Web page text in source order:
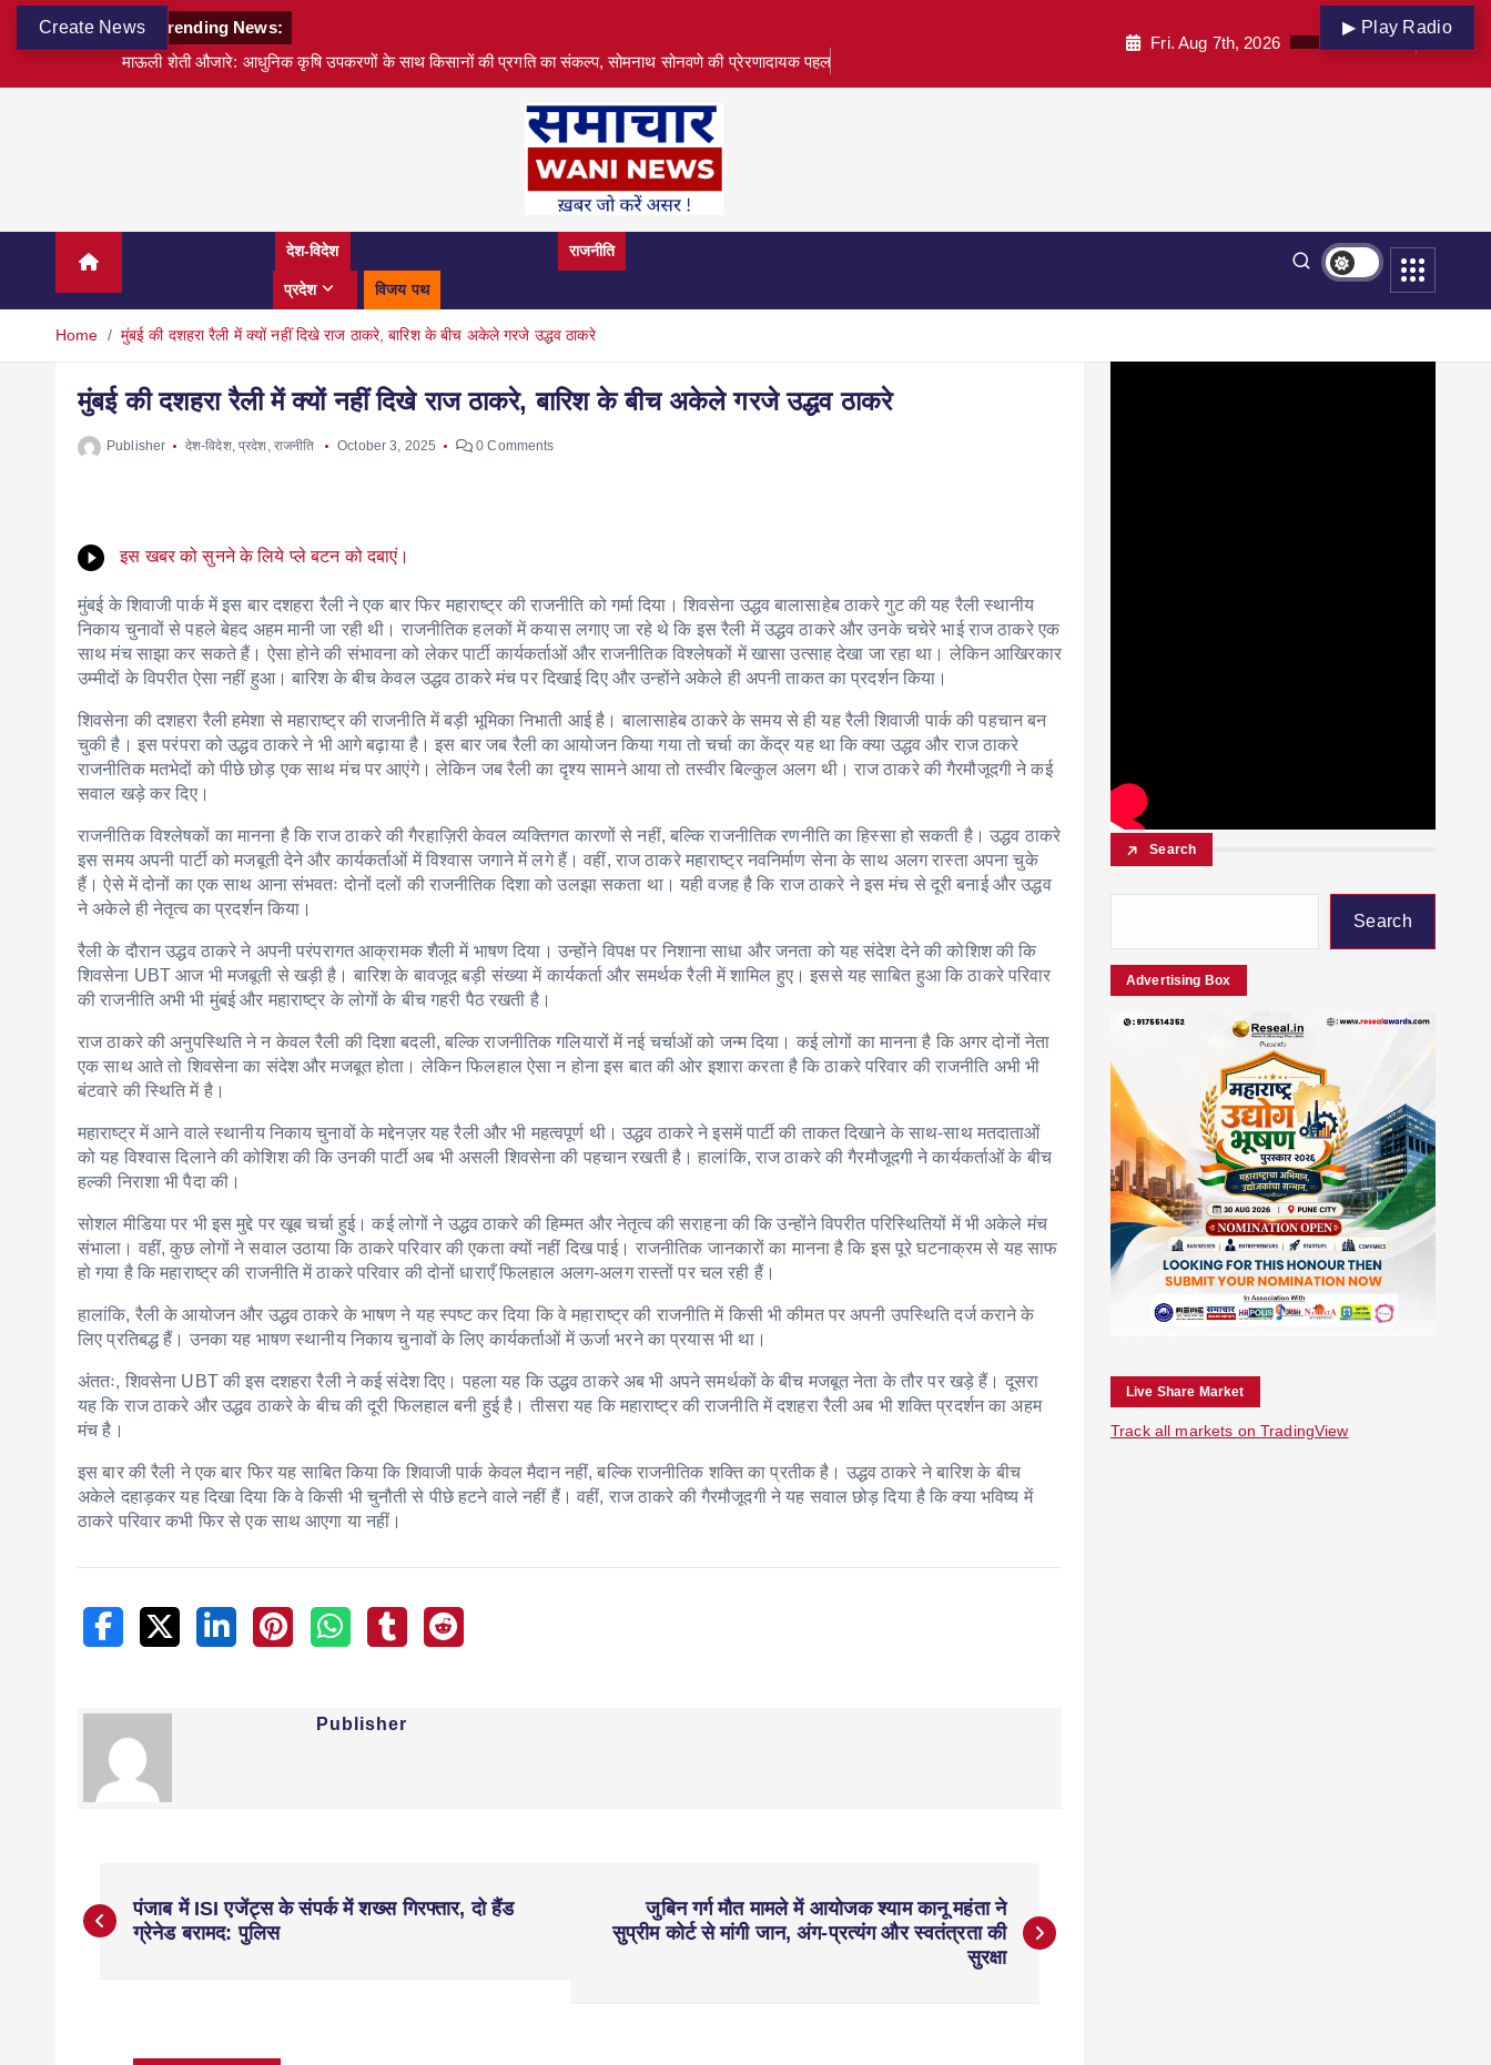
Create News ▶ Play Radio
Trending News:
माऊली शेती औजारे: आधुनिक कृषि उपकरणों के साथ किसानों की प्रगति का संकल्प, सोमनाथ सोनवणे की प्रेरणादायक पहल
Fri. Aug 7th, 2026
देश-विदेश राजनीति
प्रदेश विजय पथ
Home मुंबई की दशहरा रैली में क्यों नहीं दिखे राज ठाकरे, बारिश के बीच अकेले गरजे उद्धव ठाकरे
मुंबई की दशहरा रैली में क्यों नहीं दिखे राज ठाकरे, बारिश के बीच अकेले गरजे उद्धव ठाकरे
Publisher देश-विदेश,प्रदेश, राजनीति October 3, 2025 0 Comments
इस खबर को सुनने के लिये प्ले बटन को दबाएं।
मुंबई के शिवाजी पार्क में इस बार दशहरा रैली ने एक बार फिर महाराष्ट्र की राजनीति को गर्मा दिया। शिवसेना उद्धव बालासाहेब ठाकरे गुट की यह रैली स्थानीय
निकाय चुनावों से पहले बेहद अहम मानी जा रही थी। राजनीतिक हलकों में कयास लगाए जा रहे थे कि इस रैली में उद्धव ठाकरे और उनके चचेरे भाई राज ठाकरे एक
साथ मंच साझा कर सकते हैं। ऐसा होने की संभावना को लेकर पार्टी कार्यकर्ताओं और राजनीतिक विश्लेषकों में खासा उत्साह देखा जा रहा था। लेकिन आखिरकार
उम्मीदों के विपरीत ऐसा नहीं हुआ। बारिश के बीच केवल उद्धव ठाकरे मंच पर दिखाई दिए और उन्होंने अकेले ही अपनी ताकत का प्रदर्शन किया।
शिवसेना की दशहरा रैली हमेशा से महाराष्ट्र की राजनीति में बड़ी भूमिका निभाती आई है। बालासाहेब ठाकरे के समय से ही यह रैली शिवाजी पार्क की पहचान बन
चुकी है। इस परंपरा को उद्धव ठाकरे ने भी आगे बढ़ाया है। इस बार जब रैली का आयोजन किया गया तो चर्चा का केंद्र यह था कि क्या उद्धव और राज ठाकरे
राजनीतिक मतभेदों को पीछे छोड़ एक साथ मंच पर आएंगे। लेकिन जब रैली का दृश्य सामने आया तो तस्वीर बिल्कुल अलग थी। राज ठाकरे की गैरमौजूदगी ने कई
सवाल खड़े कर दिए।
राजनीतिक विश्लेषकों का मानना है कि राज ठाकरे की गैरहाज़िरी केवल व्यक्तिगत कारणों से नहीं, बल्कि राजनीतिक रणनीति का हिस्सा हो सकती है। उद्धव ठाकरे
इस समय अपनी पार्टी को मजबूती देने और कार्यकर्ताओं में विश्वास जगाने में लगे हैं। वहीं, राज ठाकरे महाराष्ट्र नवनिर्माण सेना के साथ अलग रास्ता अपना चुके
हैं। ऐसे में दोनों का एक साथ आना संभवतः दोनों दलों की राजनीतिक दिशा को उलझा सकता था। यही वजह है कि राज ठाकरे ने इस मंच से दूरी बनाई और उद्धव
ने अकेले ही नेतृत्व का प्रदर्शन किया।
रैली के दौरान उद्धव ठाकरे ने अपनी परंपरागत आक्रामक शैली में भाषण दिया। उन्होंने विपक्ष पर निशाना साधा और जनता को यह संदेश देने की कोशिश की कि
शिवसेना UBT आज भी मजबूती से खड़ी है। बारिश के बावजूद बड़ी संख्या में कार्यकर्ता और समर्थक रैली में शामिल हुए। इससे यह साबित हुआ कि ठाकरे परिवार
की राजनीति अभी भी मुंबई और महाराष्ट्र के लोगों के बीच गहरी पैठ रखती है।
राज ठाकरे की अनुपस्थिति ने न केवल रैली की दिशा बदली, बल्कि राजनीतिक गलियारों में नई चर्चाओं को जन्म दिया। कई लोगों का मानना है कि अगर दोनों नेता
एक साथ आते तो शिवसेना का संदेश और मजबूत होता। लेकिन फिलहाल ऐसा न होना इस बात की ओर इशारा करता है कि ठाकरे परिवार की राजनीति अभी भी
बंटवारे की स्थिति में है।
महाराष्ट्र में आने वाले स्थानीय निकाय चुनावों के मद्देनज़र यह रैली और भी महत्वपूर्ण थी। उद्धव ठाकरे ने इसमें पार्टी की ताकत दिखाने के साथ-साथ मतदाताओं
को यह विश्वास दिलाने की कोशिश की कि उनकी पार्टी अब भी असली शिवसेना की पहचान रखती है। हालांकि, राज ठाकरे की गैरमौजूदगी ने कार्यकर्ताओं के बीच
हल्की निराशा भी पैदा की।
सोशल मीडिया पर भी इस मुद्दे पर खूब चर्चा हुई। कई लोगों ने उद्धव ठाकरे की हिम्मत और नेतृत्व की सराहना की कि उन्होंने विपरीत परिस्थितियों में भी अकेले मंच
संभाला। वहीं, कुछ लोगों ने सवाल उठाया कि ठाकरे परिवार की एकता क्यों नहीं दिख पाई। राजनीतिक जानकारों का मानना है कि इस पूरे घटनाक्रम से यह साफ
हो गया है कि महाराष्ट्र की राजनीति में ठाकरे परिवार की दोनों धाराएँ फिलहाल अलग-अलग रास्तों पर चल रही हैं।
हालांकि, रैली के आयोजन और उद्धव ठाकरे के भाषण ने यह स्पष्ट कर दिया कि वे महाराष्ट्र की राजनीति में किसी भी कीमत पर अपनी उपस्थिति दर्ज कराने के
लिए प्रतिबद्ध हैं। उनका यह भाषण स्थानीय निकाय चुनावों के लिए कार्यकर्ताओं में ऊर्जा भरने का प्रयास भी था।
अंततः, शिवसेना UBT की इस दशहरा रैली ने कई संदेश दिए। पहला यह कि उद्धव ठाकरे अब भी अपने समर्थकों के बीच मजबूत नेता के तौर पर खड़े हैं। दूसरा
यह कि राज ठाकरे और उद्धव ठाकरे के बीच की दूरी फिलहाल बनी हुई है। तीसरा यह कि महाराष्ट्र की राजनीति में दशहरा रैली अब भी शक्ति प्रदर्शन का अहम
मंच है।
इस बार की रैली ने एक बार फिर यह साबित किया कि शिवाजी पार्क केवल मैदान नहीं, बल्कि राजनीतिक शक्ति का प्रतीक है। उद्धव ठाकरे ने बारिश के बीच
अकेले दहाड़कर यह दिखा दिया कि वे किसी भी चुनौती से पीछे हटने वाले नहीं हैं। वहीं, राज ठाकरे की गैरमौजूदगी ने यह सवाल छोड़ दिया है कि क्या भविष्य में
ठाकरे परिवार कभी फिर से एक साथ आएगा या नहीं।
Publisher
पंजाब में ISI एजेंट्स के संपर्क में शख्स गिरफ्तार, दो हैंड
ग्रेनेड बरामद: पुलिस
जुबिन गर्ग मौत मामले में आयोजक श्याम कानू महंता ने
सुप्रीम कोर्ट से मांगी जान, अंग-प्रत्यंग और स्वतंत्रता की
सुरक्षा
Search
Search
Advertising Box
Live Share Market
Track all markets on TradingView